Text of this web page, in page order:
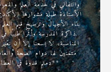
والتفاني في خدمة العلم
الأستاذة طيلة مشوارها
بناء الأجيال وترسيخ قيم
ذاكرة المدرسة وأثرًا طيبًا
المناسبة، لا يسعنا إلا أن
متمنين لها دوام الصحة
**دمتم قدوة في